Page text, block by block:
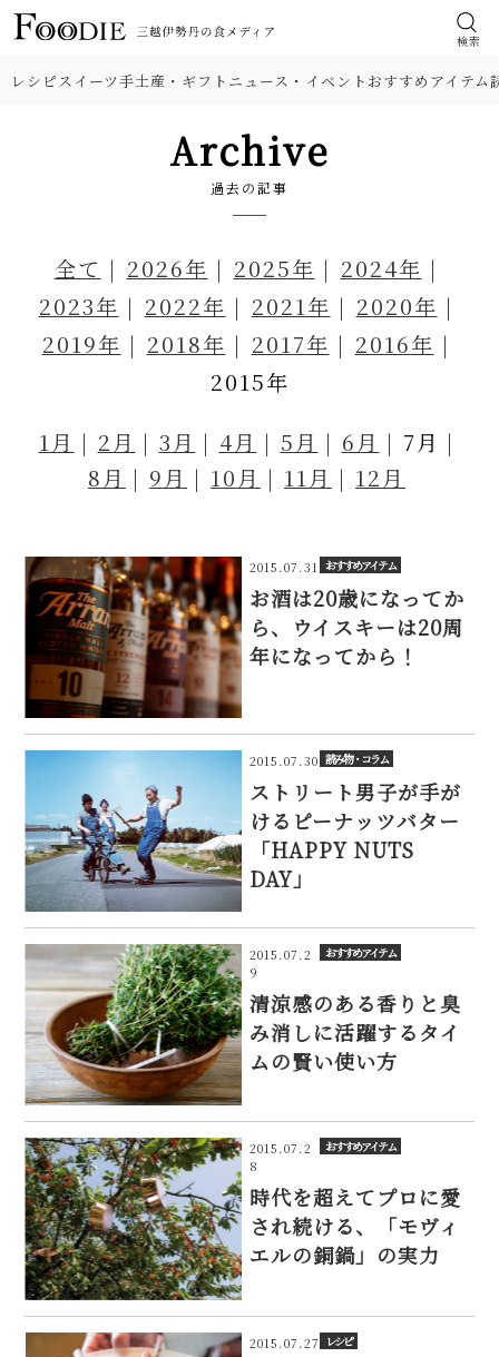
検索
レシピスイーツ手土産・ギフト ニュース・イベントおすすめアイテム
Archive
過去の記事
全て 2026年 2025年
2024年
2023年
2022年 2021年
2020年
2019年
2018年 2017年
2016年
2015年
1月
2月 3月 4月 5月 6月
7月
8月
9月 10月 11月 12月
2015.07.31 おすすめアイテム
お酒は20歳になってか
ら、ウイスキーは20周
年になってから！
2015.07.30 読み物・コラム
ストリート男子が手が
けるピーナッツバター
「HAPPY NUTS
DAY」
2015.07.2
9
おすすめアイテム
清涼感のある香りと臭
み消しに活躍するタイ
ムの賢い使い方
2015.07.2
8
おすすめアイテム
時代を超えてプロに愛
され続ける、「モヴィ
エルの銅鍋」の実力
2015.07.27 レシピ